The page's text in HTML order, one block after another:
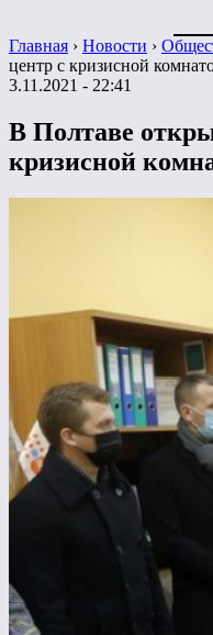
Главная › Новости ›
центр с кризисной
3.11.2021 - 22:41
В Полтаве
кризисной